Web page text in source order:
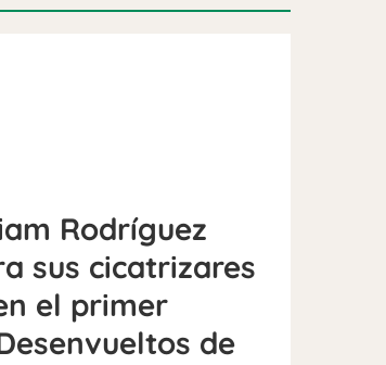
Rodríguez
sus cicatrizares
el primer
de